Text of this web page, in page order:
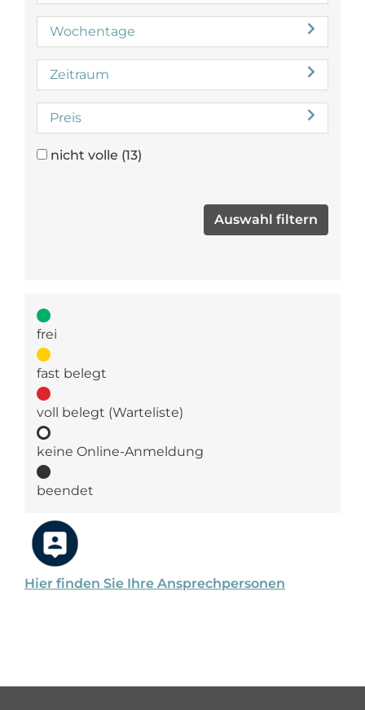
Hier finden Sie Ihre Ansprechpersonen
Wochentage
Zeitraum
Preis
nicht volle (13)
frei
fast belegt
voll belegt (Warteliste)
keine Online-Anmeldung
beendet